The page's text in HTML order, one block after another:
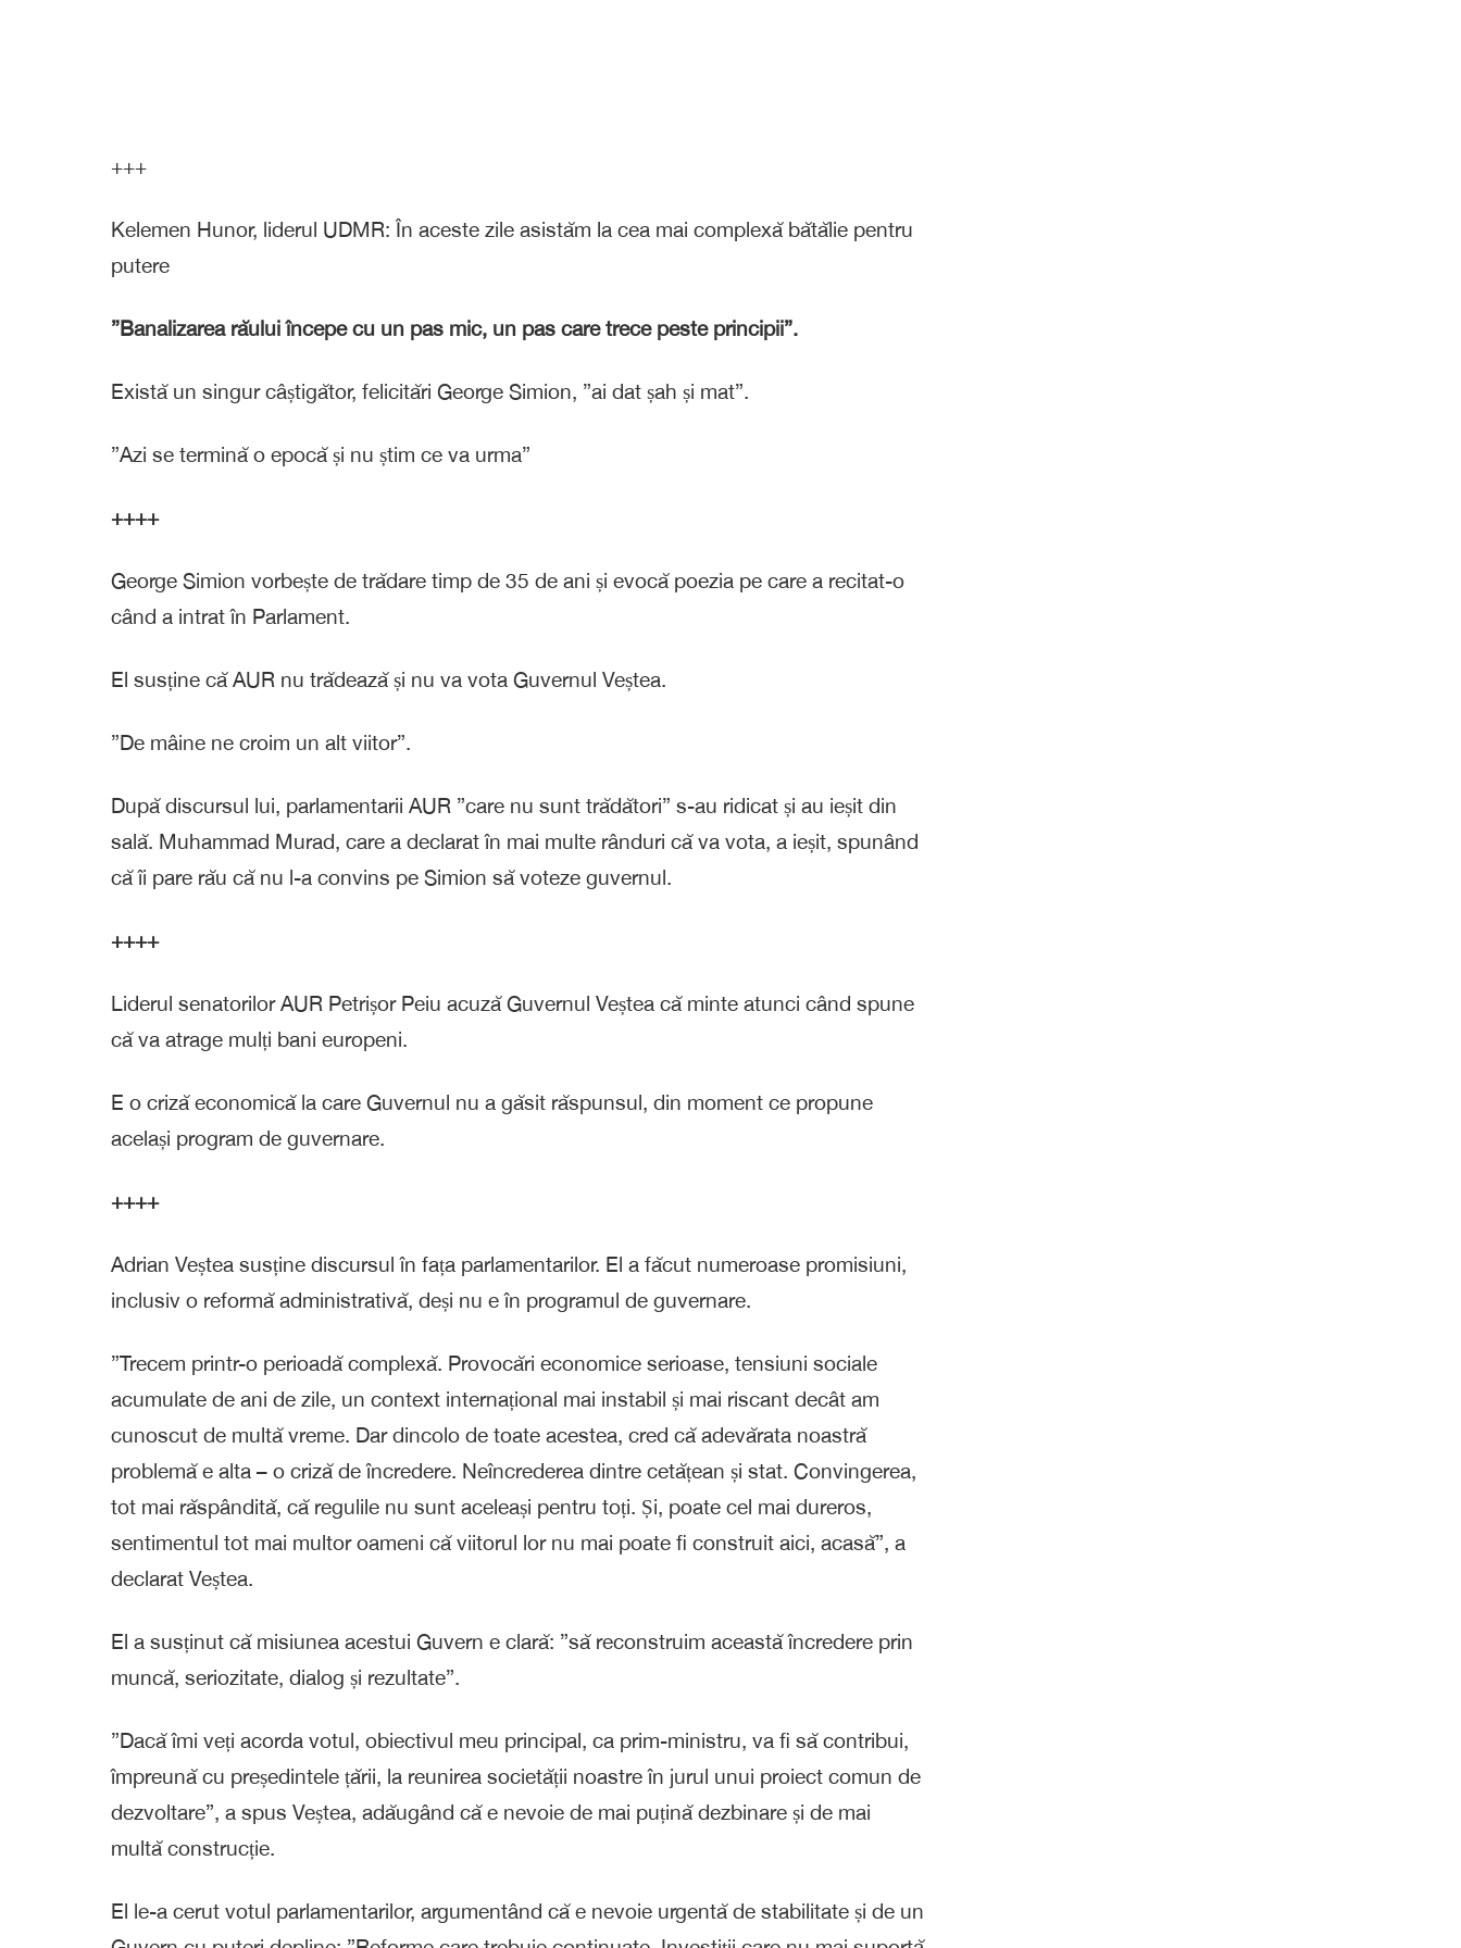
+++
Kelemen Hunor, liderul UDMR: În aceste zile asistăm la cea mai complexă bătălie pentru
putere
”Banalizarea răului începe cu un pas mic, un pas care trece peste principii”.
Există un singur câștigător, felicitări George Simion, ”ai dat șah și mat”.
”Azi se termină o epocă și nu știm ce va urma”
++++
George Simion vorbește de trădare timp de 35 de ani și evocă poezia pe care a recitat-o
când a intrat în Parlament.
El susține că AUR nu trădează și nu va vota Guvernul Veștea.
”De mâine ne croim un alt viitor”.
După discursul lui, parlamentarii AUR ”care nu sunt trădători” s-au ridicat și au ieșit din
sală. Muhammad Murad, care a declarat în mai multe rânduri că va vota, a ieșit, spunând
că îi pare rău că nu l-a convins pe Simion să voteze guvernul.
++++
Liderul senatorilor AUR Petrișor Peiu acuză Guvernul Veștea că minte atunci când spune
că va atrage mulți bani europeni.
E o criză economică la care Guvernul nu a găsit răspunsul, din moment ce propune
același program de guvernare.
++++
Adrian Veștea susține discursul în fața parlamentarilor. El a făcut numeroase promisiuni,
inclusiv o reformă administrativă, deși nu e în programul de guvernare.
”Trecem printr-o perioadă complexă. Provocări economice serioase, tensiuni sociale
acumulate de ani de zile, un context internațional mai instabil și mai riscant decât am
cunoscut de multă vreme. Dar dincolo de toate acestea, cred că adevărata noastră
problemă e alta – o criză de încredere. Neîncrederea dintre cetățean și stat. Convingerea,
tot mai răspândită, că regulile nu sunt aceleași pentru toți. Și, poate cel mai dureros,
sentimentul tot mai multor oameni că viitorul lor nu mai poate fi construit aici, acasă”, a
declarat Veștea.
El a susținut că misiunea acestui Guvern e clară: ”să reconstruim această încredere prin
muncă, seriozitate, dialog și rezultate”.
”Dacă îmi veți acorda votul, obiectivul meu principal, ca prim-ministru, va fi să contribui,
împreună cu președintele țării, la reunirea societății noastre în jurul unui proiect comun de
dezvoltare”, a spus Veștea, adăugând că e nevoie de mai puțină dezbinare și de mai
multă construcție.
El le-a cerut votul parlamentarilor, argumentând că e nevoie urgentă de stabilitate și de un